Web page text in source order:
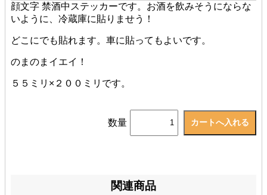
顔文字 禁酒中ステッカーです。お酒を飲みそうにならな
いように、冷蔵庫に貼りませう！
どこにでも貼れます。車に貼ってもよいです。
のまのまイエイ！
５５ミリ×２００ミリです。
数量
関連商品